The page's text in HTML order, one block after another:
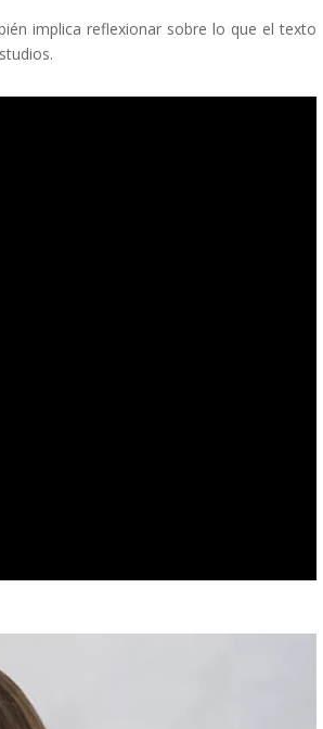
implica reflexionar sobre lo que el texto